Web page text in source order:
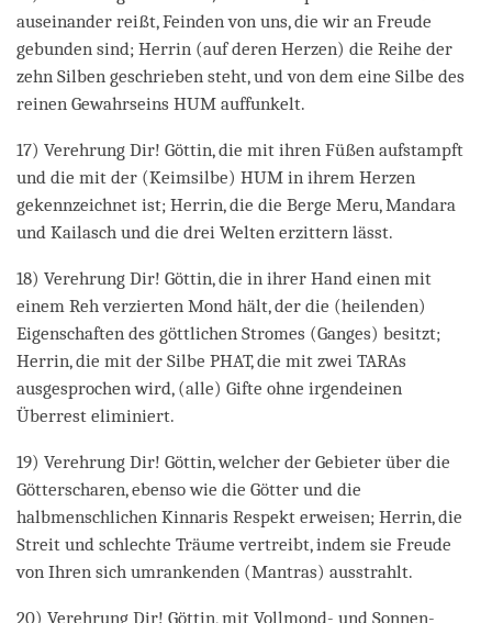
auseinander reißt, Feinden von uns, die wir an Freude
gebunden sind; Herrin (auf deren Herzen) die Reihe der
zehn Silben geschrieben steht, und von dem eine Silbe des
reinen Gewahrseins HUM auffunkelt.
17) Verehrung Dir! Göttin, die mit ihren Füßen aufstampft
und die mit der (Keimsilbe) HUM in ihrem Herzen
gekennzeichnet ist; Herrin, die die Berge Meru, Mandara
und Kailasch und die drei Welten erzittern lässt.
18) Verehrung Dir! Göttin, die in ihrer Hand einen mit
einem Reh verzierten Mond hält, der die (heilenden)
Eigenschaften des göttlichen Stromes (Ganges) besitzt;
Herrin, die mit der Silbe PHAT, die mit zwei TARAs
ausgesprochen wird, (alle) Gifte ohne irgendeinen
Überrest eliminiert.
19) Verehrung Dir! Göttin, welcher der Gebieter über die
Götterscharen, ebenso wie die Götter und die
halbmenschlichen Kinnaris Respekt erweisen; Herrin, die
Streit und schlechte Träume vertreibt, indem sie Freude
von Ihren sich umrankenden (Mantras) ausstrahlt.
20) Verehrung Dir! Göttin, mit Vollmond- und Sonnen-